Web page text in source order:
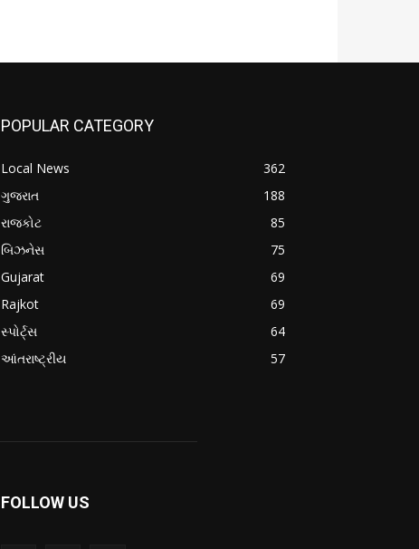
POPULAR CATEGORY
Local News
362
ગુજરાત
188
રાજકોટ
85
બિઝનેસ
75
Gujarat
69
Rajkot
69
સ્પોર્ટ્સ
64
આંતરાષ્ટ્રીય
57
FOLLOW US